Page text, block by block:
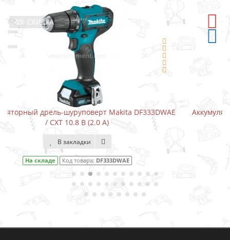
-5%СКИДКА
Аккумуляторный шуруповерт-отвертка Makita
На складе Код товара: